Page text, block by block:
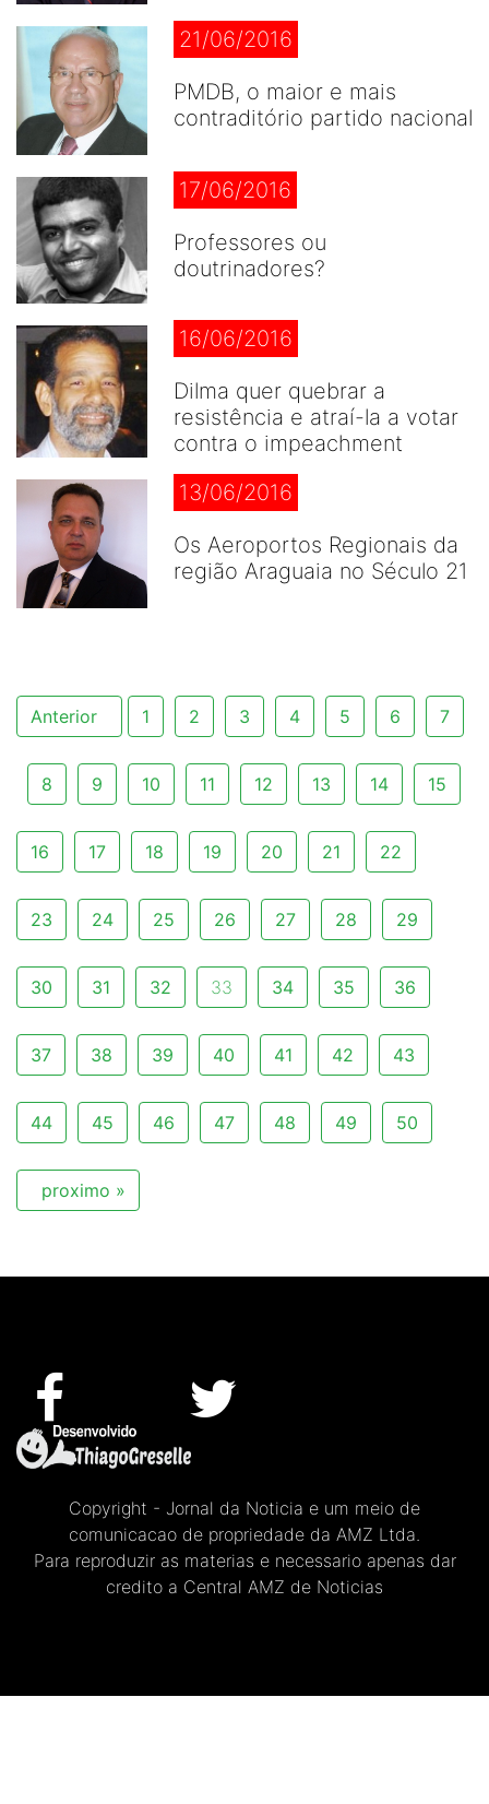
21/06/2016
PMDB, o maior e mais
contraditório partido nacional
17/06/2016
Professores ou
doutrinadores?
16/06/2016
Dilma quer quebrar a
resistência e atraí-la a votar
contra o impeachment
13/06/2016
Os Aeroportos Regionais da
região Araguaia no Século 21
Anterior 1 2 3 4 5 6 7
8 9 10 11 12 13 14 15
16 17 18 19 20 21 22
23 24 25 26 27 28 29
30 31 32 33 34 35 36
37 38 39 40 41 42 43
44 45 46 47 48 49 50
proximo »
Copyright - Jornal da Noticia e um meio de
comunicacao de propriedade da AMZ Ltda.
Para reproduzir as materias e necessario apenas dar
credito a Central AMZ de Noticias